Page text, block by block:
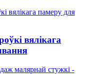
вялікага